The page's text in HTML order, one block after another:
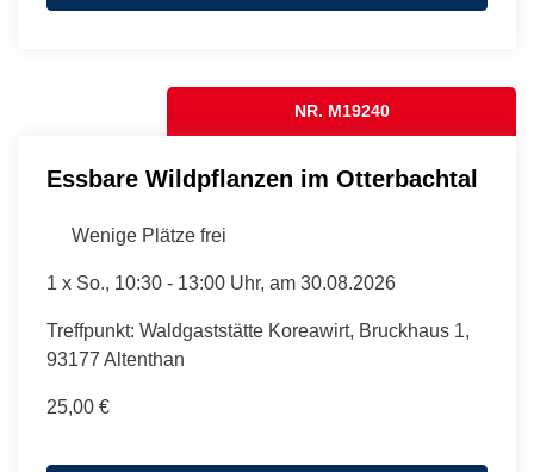
NR. M19240
Essbare Wildpflanzen im Otterbachtal
Wenige Plätze frei
1 x So., 10:30 - 13:00 Uhr, am 30.08.2026
Treffpunkt: Waldgaststätte Koreawirt, Bruckhaus 1,
93177 Altenthan
25,00 €